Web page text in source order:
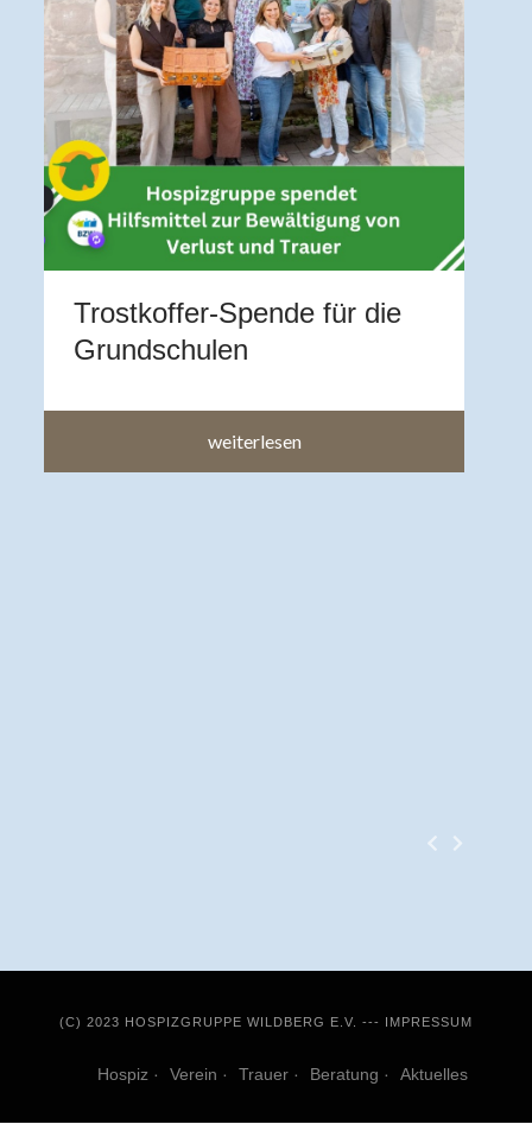
Trostkoffer-Spende für die
Grundschulen
weiterlesen
Hospiz Verein Trauer Beratung Aktuelles
(C) 2023 HOSPIZGRUPPE WILDBERG E.V. --- IMPRESSUM